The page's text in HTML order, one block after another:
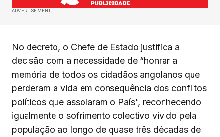
ADVERTISEMENT
No decreto, o Chefe de Estado justifica a
decisão com a necessidade de “honrar a
memória de todos os cidadãos angolanos que
perderam a vida em consequência dos conflitos
políticos que assolaram o País”, reconhecendo
igualmente o sofrimento colectivo vivido pela
população ao longo de quase três décadas de